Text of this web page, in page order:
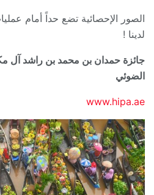
الصور الإحصائية تضع حداً أمام
لدينا !
جائزة حمدان بن محمد بن راشد آل
الضوئي
www.hipa.ae